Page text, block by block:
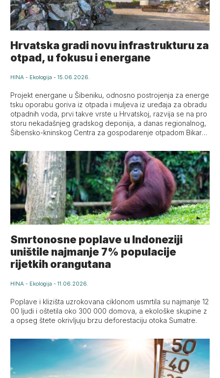
Hrvatska gradi novu infrastrukturu za
otpad, u fokusu i energane
HINA - Ekologija -15.06.2026.
Projekt energane u Šibeniku, odnosno postrojenja za energe
tsku oporabu goriva iz otpada i muljeva iz uređaja za obradu
otpadnih voda, prvi takve vrste u Hrvatskoj, razvija se na pro
storu nekadašnjeg gradskog deponija, a danas regionalnog,
Šibensko-kninskog Centra za gospodarenje otpadom Bikara
Smrtonosne poplave u Indoneziji
uništile najmanje 7% populacije
rijetkih orangutana
HINA - Ekologija -11.06.2026.
Poplave i klizišta uzrokovana ciklonom usmrtila su najmanje 12
00 ljudi i oštetila oko 300 000 domova, a ekološke skupine z
a opseg štete okrivljuju brzu deforestaciju otoka Sumatre.